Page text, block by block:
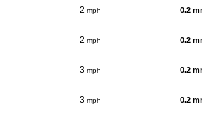
2 mph 0.2
2 mph 0.2
3 mph 0.2
3 mph 0.2